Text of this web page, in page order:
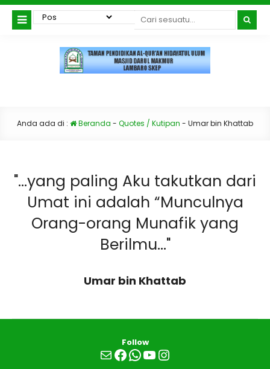
Anda ada di : Beranda - Quotes / Kutipan - Umar bin Khattab
"...yang paling Aku takutkan dari
Umat ini adalah “Munculnya
Orang-orang Munafik yang
Berilmu..."
Umar bin Khattab
Follow
MailFacebook
WhatsApp
YouTube
Instagram